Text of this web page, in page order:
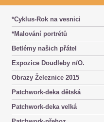
*Cyklus-Rok na vesnici
*Malování portrétů
Betlémy našich přátel
Expozice Doudleby n/O.
Obrazy Železnice 2015
Patchwork-deka dětská
Patchwork-deka velká